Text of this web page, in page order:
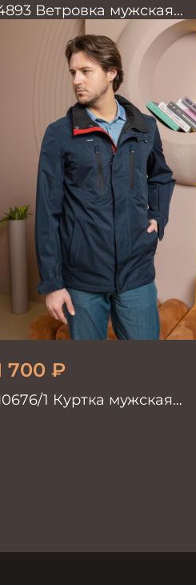
Ветровка мужская
700 ₽
1 Куртка мужская